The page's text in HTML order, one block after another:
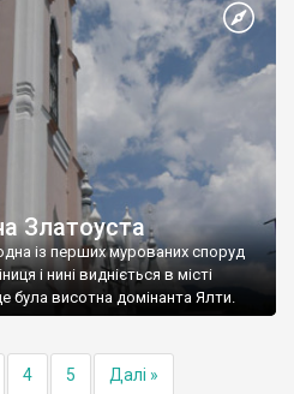
Златоуста
із перших мурованих споруд
і нині видніється в місті
була висотна домінанта Ялти.
4 5 Далі »